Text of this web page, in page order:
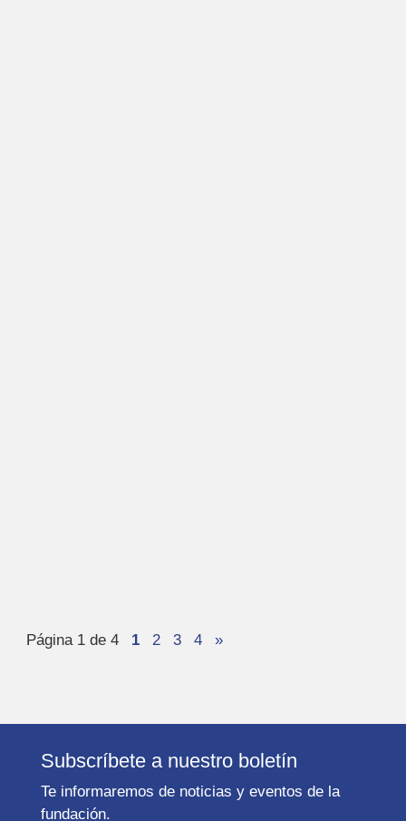
Página 1 de 4 1 2 3 4 »
Subscríbete a nuestro boletín
Te informaremos de noticias y eventos de la
fundación.